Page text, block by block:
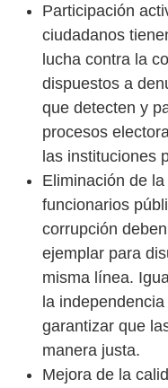
Participación
ciudadanos
lucha contra la
dispuestos a
que detecten y
procesos
las instituciones
Eliminación de
funcionarios
corrupción
ejemplar para
misma línea.
la
garantizar que
manera justa.
Mejora de la